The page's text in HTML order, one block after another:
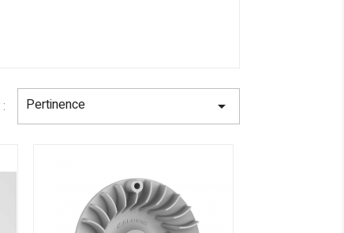
Pertinence 